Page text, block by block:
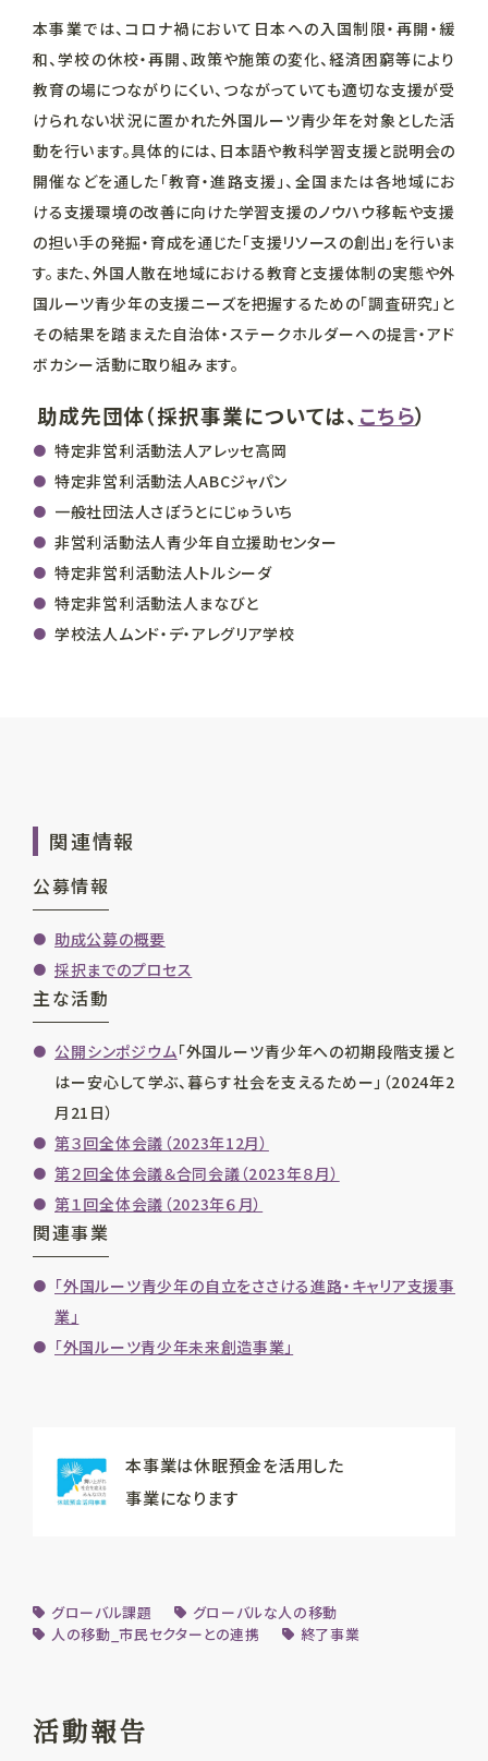
本事業では、 コロナ禍において日本への入国制限・再開・緩
和、学校の休校・再開、政策や施策の変化、経済困窮等により
教育の場につながりにくい、つながっていても適切な支援が受
けられない状況に置かれた外国ルーツ青少年を対象とした活
動を行います。具体的には、日本語や教科学習支援と説明会の
開催などを通した「教育・進路支援」、全国または各地域にお
ける支援環境の改善に向けた学習支援のノウハウ移転や支援
の担い手の発掘・育成を通じた「支援リソースの創出」を行いま
す。また、外国人散在地域における教育と支援体制の実態や外
国ルーツ青少年の支援ニーズを把握するための「調査研究」と
その結果を踏まえた自治体・ステークホルダーへの提言・アド
ボカシー活動に取り組みます。
助成先団体（採択事業については、 こちら）
特定非営利活動法人アレッセ高岡
特定非営利活動法人ABCジャパン
一般社団法人さぽうとにじゅういち
非営利活動法人青少年自立援助センター
特定非営利活動法人トルシーダ
特定非営利活動法人まなびと
学校法人ムンド・デ・アレグリア学校
関連情報
公募情報
助成公募の概要
採択までのプロセス
主な活動
公開シンポジウム「外国ルーツ青少年への初期段階支援と
はー安心して学ぶ、暮らす社会を支えるためー」（2024年2
月21日）
第３回全体会議（2023年12月）
第２回全体会議＆合同会議（2023年８月）
第１回全体会議（2023年６月）
関連事業
「外国ルーツ青少年の自立をささける進路・キャリア支援事
業」
「外国ルーツ青少年未来創造事業」
本事業は休眠預金を活用した
事業になります
グローバル課題
グローバルな人の移動
人の移動_市民セクターとの連携
終了事業
活動報告